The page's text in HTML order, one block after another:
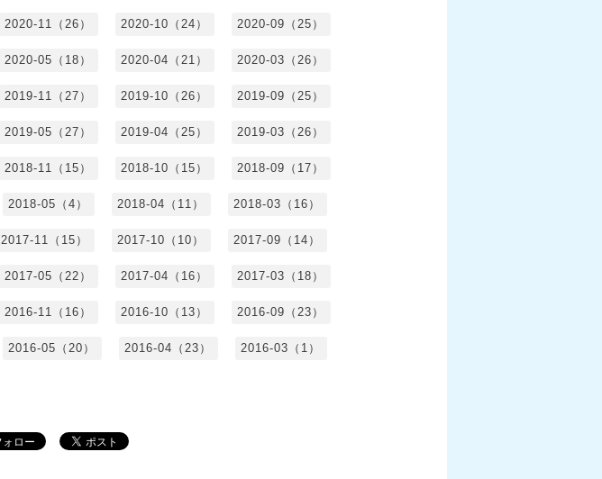
2020-11（26） 2020-10（24） 2020-09（25）
2020-05（18） 2020-04（21） 2020-03（26）
2019-11（27） 2019-10（26） 2019-09（25）
2019-05（27） 2019-04（25） 2019-03（26）
2018-11（15） 2018-10（15） 2018-09（17）
2018-05（4） 2018-04（11） 2018-03（16）
2017-11（15） 2017-10（10） 2017-09（14）
2017-05（22） 2017-04（16） 2017-03（18）
2016-11（16） 2016-10（13） 2016-09（23）
2016-05（20） 2016-04（23） 2016-03（1）